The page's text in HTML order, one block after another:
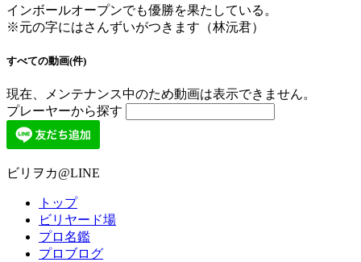
インボールオープンでも優勝を果たしている。
※元の字にはさんずいがつきます（林沅君）
すべての動画(件)
現在、メンテナンス中のため動画は表示できません。
プレーヤーから探す
ビリヲカ@LINE
トップ
ビリヤード場
プロ名鑑
プロブログ